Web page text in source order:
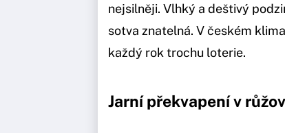
nejsilněji. Vlhký a deštivý
sotva znatelná. V českém
každý rok trochu loterie.
Jarní překvapení v